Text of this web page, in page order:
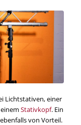
Lichtstativen, einer
Stativkopf. Ein
von Vorteil.